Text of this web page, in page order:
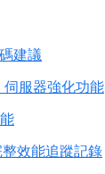
建議
服器強化功能
效能追蹤記錄